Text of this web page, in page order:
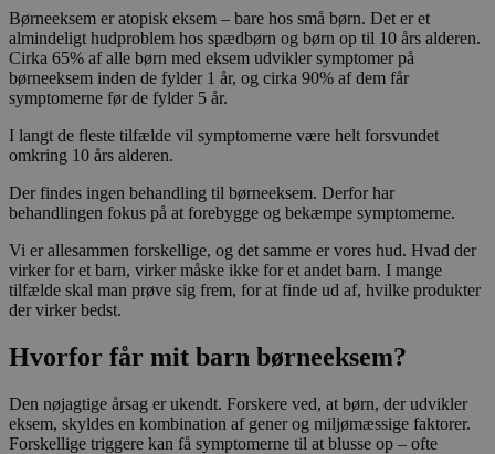
Børneeksem er atopisk eksem – bare hos små børn. Det er et
almindeligt hudproblem hos spædbørn og børn op til 10 års alderen.
Cirka 65% af alle børn med eksem udvikler symptomer på
børneeksem inden de fylder 1 år, og cirka 90% af dem får
symptomerne før de fylder 5 år.
I langt de fleste tilfælde vil symptomerne være helt forsvundet
omkring 10 års alderen.
Der findes ingen behandling til børneeksem. Derfor har
behandlingen fokus på at forebygge og bekæmpe symptomerne.
Vi er allesammen forskellige, og det samme er vores hud. Hvad der
virker for et barn, virker måske ikke for et andet barn. I mange
tilfælde skal man prøve sig frem, for at finde ud af, hvilke produkter
der virker bedst.
Hvorfor får mit barn børneeksem?
Den nøjagtige årsag er ukendt. Forskere ved, at børn, der udvikler
eksem, skyldes en kombination af gener og miljømæssige faktorer.
Forskellige triggere kan få symptomerne til at blusse op – ofte